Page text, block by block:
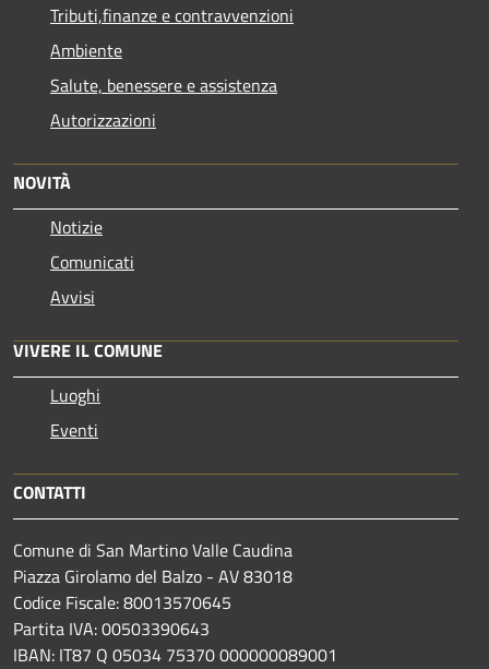
Tributi,finanze e contravvenzioni
Ambiente
Salute, benessere e assistenza
Autorizzazioni
NOVITÀ
Notizie
Comunicati
Avvisi
VIVERE IL COMUNE
Luoghi
Eventi
CONTATTI
Comune di San Martino Valle Caudina
Piazza Girolamo del Balzo - AV 83018
Codice Fiscale: 80013570645
Partita IVA: 00503390643
IBAN: IT87 Q 05034 75370 000000089001